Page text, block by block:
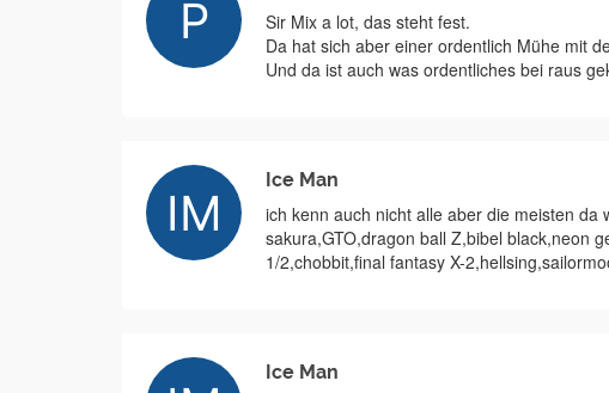
Sir Mix a lot, das steht fest.
Da hat sich aber einer ordentlich Mühe mit
Und da ist auch was ordentliches bei raus
Ice Man
ich kenn auch nicht alle aber die meisten
sakura,GTO,dragon ball Z,bibel black,neon
1/2,chobbit,final fantasy X-
Ice Man